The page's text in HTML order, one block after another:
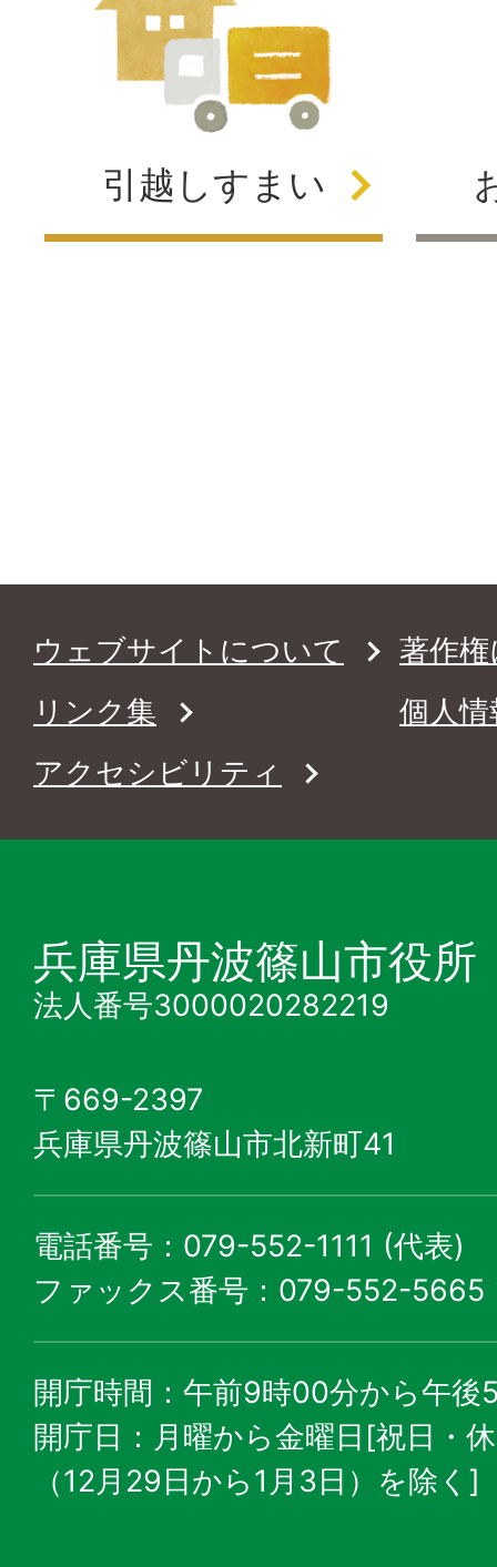
引越しすまい
ウェブサイトについて
著作
リンク集
個人
アクセシビリティ
兵庫県丹波篠山市役所
法人番号3000020282219
〒669-2397
兵庫県丹波篠山市北新町41
電話番号：079-552-1111 (代表)
ファックス番号：079-552-5665
開庁時間：午前9時00分から午後
開庁日：月曜から金曜日[祝日・
（12月29日から1月3日）を除く]